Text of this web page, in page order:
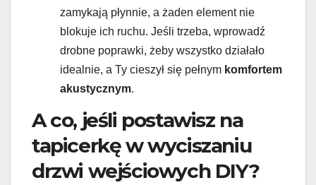
zamykają płynnie, a żaden element nie
blokuje ich ruchu. Jeśli trzeba, wprowadź
drobne poprawki, żeby wszystko działało
idealnie, a Ty cieszył się pełnym komfortem
akustycznym.
A co, jeśli postawisz na
tapicerkę w wyciszaniu
drzwi wejściowych DIY?